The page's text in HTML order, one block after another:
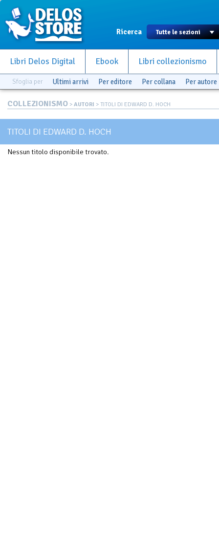
Ricerca
Libri Delos Digital Ebook Libri collezionismo
Sfoglia per Ultimi arrivi Per editore Per collana Per autore
COLLEZIONISMO > AUTORI > TITOLI DI EDWARD D. HOCH
TITOLI DI EDWARD D. HOCH
Nessun titolo disponibile trovato.